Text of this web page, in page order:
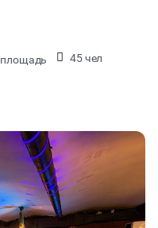
площадь
45 чел